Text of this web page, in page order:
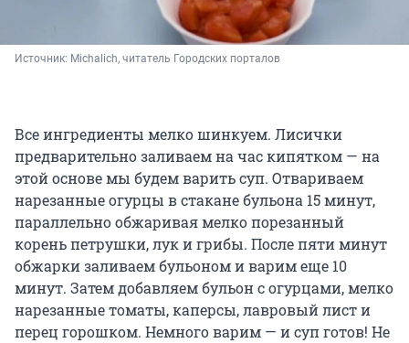
Источник: Michalich, читатель Городских порталов
Все ингредиенты мелко шинкуем. Лисички
предварительно заливаем на час кипятком — на
этой основе мы будем варить суп. Отвариваем
нарезанные огурцы в стакане бульона 15 минут,
параллельно обжаривая мелко порезанный
корень петрушки, лук и грибы. После пяти минут
обжарки заливаем бульоном и варим еще 10
минут. Затем добавляем бульон с огурцами, мелко
нарезанные томаты, каперсы, лавровый лист и
перец горошком. Немного варим — и суп готов! Не